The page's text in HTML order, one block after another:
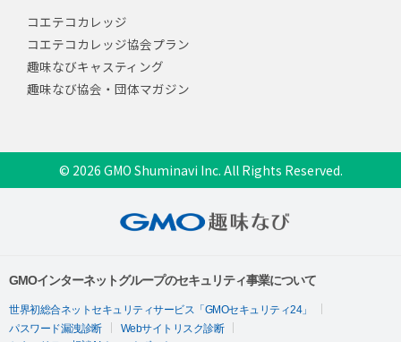
コエテコカレッジ
コエテコカレッジ協会プラン
趣味なびキャスティング
趣味なび協会・団体マガジン
© 2026 GMO Shuminavi Inc. All Rights Reserved.